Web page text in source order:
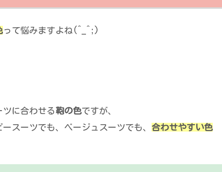
って悩みますよね(^_^;)
に合わせる鞄の色ですが、
スーツでも、ベージュスーツでも、 合わせやすい色